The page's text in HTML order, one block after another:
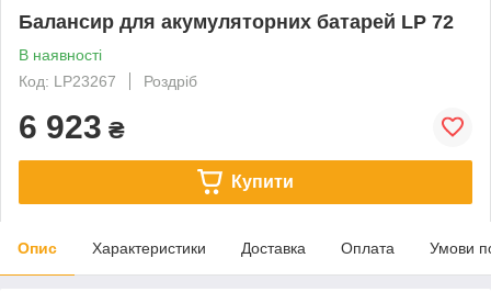
Балансир для акумуляторних батарей LP 72
В наявності
Код: LP23267
Роздріб
6 923 ₴
Купити
Опис Характеристики Доставка Оплата Умови